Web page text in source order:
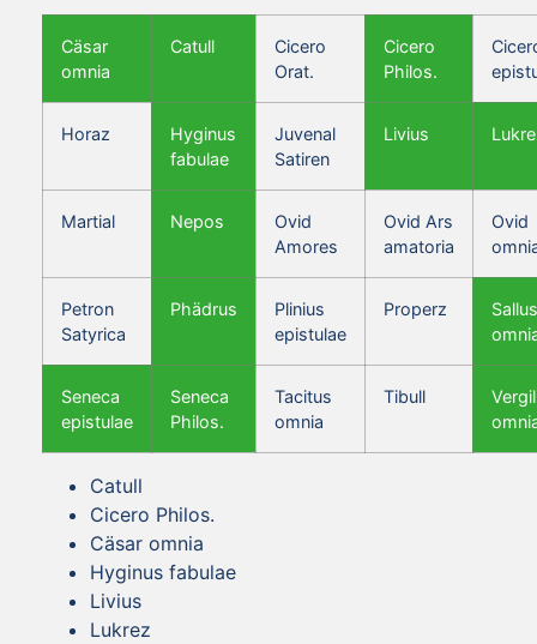
Cäsar
omnia
Catull
Cicero
Orat.
Cicero
Philos.
Horaz
Hyginus
fabulae
Juvenal
Satiren
Livius
Martial Nepos
Ovid
Amores
Ovid Ars
amatoria
Ovid
Petron
Satyrica
Phädrus
Plinius
epistulae
Properz
Seneca
epistulae
Seneca
Philos.
Tacitus
omnia
Tibull
Vergil
Catull
Cicero Philos.
Cäsar omnia
Hyginus fabulae
Livius
Lukrez